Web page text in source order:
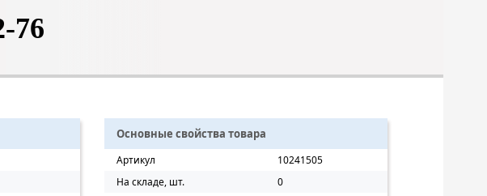
76
Основные свойства товара
Артикул
10241505
На складе, шт.
0